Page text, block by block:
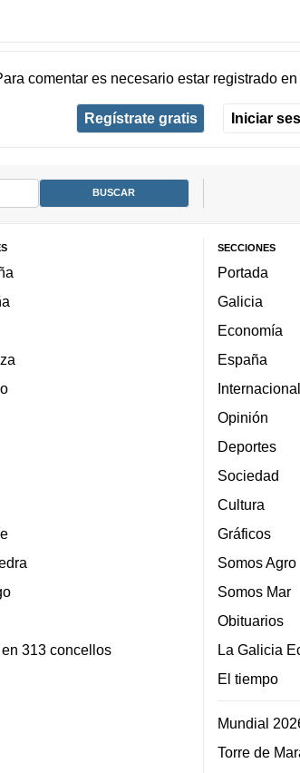
comentar es necesario estar registradoen
Regístrate gratis Iniciar
313 concellos
SECCIONES
Portada
Galicia
Economía
España
Internacional
Opinión
Deportes
Sociedad
Cultura
Gráficos
Somos Agro
Somos Mar
Obituarios
La Galicia
El tiempo
Mundial
Torre de